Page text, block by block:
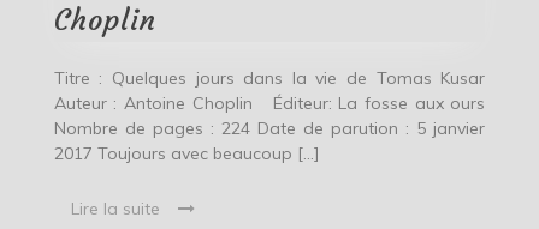
Choplin
Titre : Quelques jours dans la vie de Tomas Kusar
Auteur : Antoine Choplin Éditeur: La fosse aux ours
Nombre de pages : 224 Date de parution : 5 janvier
2017 Toujours avec beaucoup […]
Lire la suite